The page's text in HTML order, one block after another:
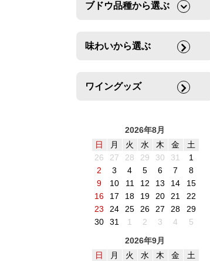
ブドウ品種から選ぶ
味わいから選ぶ
ワイングッズ
2026年8月
日
月 火 水 木 金
土
26
27 28 29 30 31
1
2
3 4 5 6 7
8
9
10 11 12 13 14
15
16
17 18 19 20 21
22
23
24 25 26 27 28
29
30
31 1 2 3 4
5
2026年9月
日
月 火 水 木 金
土